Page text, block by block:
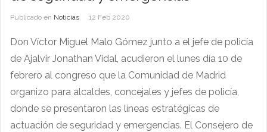
Publicado en Noticias 12 Feb 2020
Don Víctor Miguel Malo Gómez junto a el jefe de policía
de Ajalvir Jonathan Vidal, acudieron el lunes día 10 de
febrero al congreso que la Comunidad de Madrid
organizo para alcaldes, concejales y jefes de policía,
donde se presentaron las líneas estratégicas de
actuación de seguridad y emergencias. El Consejero de